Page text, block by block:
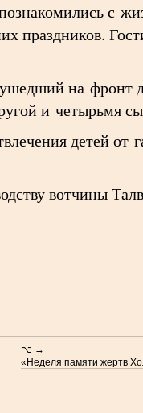
с
праздников.
на фронт
и четырьмя
детей от
вотчины
⌥ →
«Неделя памяти жертв